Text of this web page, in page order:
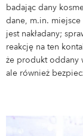
Zarządzanie
Magazyn
Zarządzanie
badając dany
dane, m.in. miejsce
jest nakładany;
reakcję na ten
że produkt oddany
ale również